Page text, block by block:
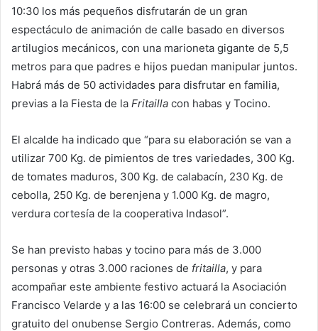
10:30 los más pequeños disfrutarán de un gran
espectáculo de animación de calle basado en diversos
artilugios mecánicos, con una marioneta gigante de 5,5
metros para que padres e hijos puedan manipular juntos.
Habrá más de 50 actividades para disfrutar en familia,
previas a la Fiesta de la Fritailla con habas y Tocino.
El alcalde ha indicado que “para su elaboración se van a
utilizar 700 Kg. de pimientos de tres variedades, 300 Kg.
de tomates maduros, 300 Kg. de calabacín, 230 Kg. de
cebolla, 250 Kg. de berenjena y 1.000 Kg. de magro,
verdura cortesía de la cooperativa Indasol”.
Se han previsto habas y tocino para más de 3.000
personas y otras 3.000 raciones de fritailla, y para
acompañar este ambiente festivo actuará la Asociación
Francisco Velarde y a las 16:00 se celebrará un concierto
gratuito del onubense Sergio Contreras. Además, como